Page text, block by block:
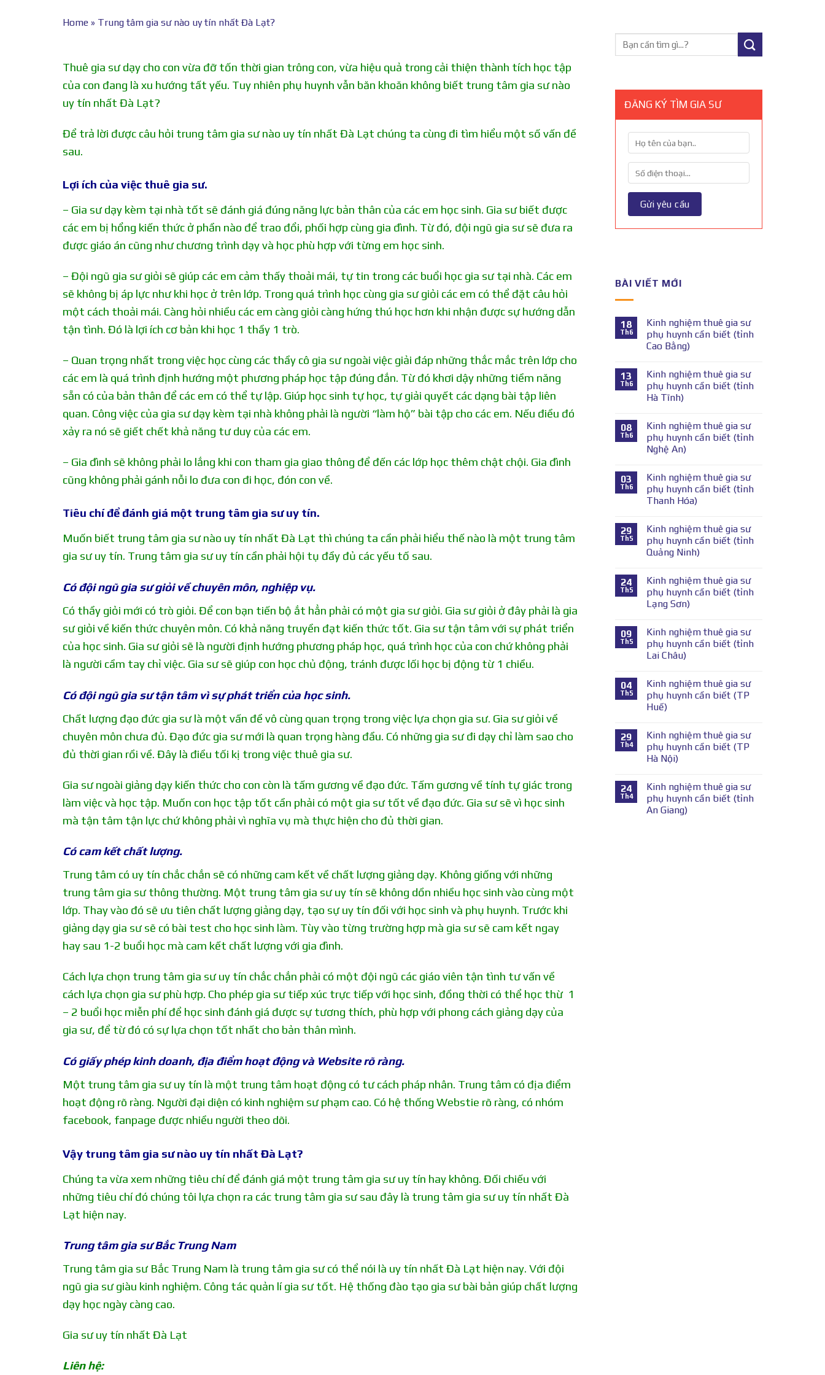
Home » Trung tâm gia sư nào uy tín nhất Đà Lạt?
Thuê gia sư dạy cho con vừa đỡ tốn thời gian trông con, vừa hiệu quả trong cải thiện thành tích học tập
của con đang là xu hướng tất yếu. Tuy nhiên phụ huynh vẫn băn khoăn không biết trung tâm gia sư nào
uy tín nhất Đà Lạt?
Để trả lời được câu hỏi trung tâm gia sư nào uy tín nhất Đà Lạt chúng ta cùng đi tìm hiểu một số vấn đề
sau.
Lợi ích của việc thuê gia sư.
– Gia sư dạy kèm tại nhà tốt sẽ đánh giá đúng năng lực bản thân của các em học sinh. Gia sư biết được
các em bị hổng kiến thức ở phần nào để trao đổi, phối hợp cùng gia đình. Từ đó, đội ngũ gia sư sẽ đưa ra
được giáo án cũng như chương trình dạy và học phù hợp với từng em học sinh.
– Đội ngũ gia sư giỏi sẽ giúp các em cảm thấy thoải mái, tự tin trong các buổi học gia sư tại nhà. Các em
sẽ không bị áp lực như khi học ở trên lớp. Trong quá trình học cùng gia sư giỏi các em có thể đặt câu hỏi
một cách thoải mái. Càng hỏi nhiều các em càng giỏi càng hứng thú học hơn khi nhận được sự hướng dẫn
tận tình. Đó là lợi ích cơ bản khi học 1 thầy 1 trò.
– Quan trọng nhất trong việc học cùng các thầy cô gia sư ngoài việc giải đáp những thắc mắc trên lớp cho
các em là quá trình định hướng một phương pháp học tập đúng đắn. Từ đó khơi dậy những tiềm năng
sẵn có của bản thân để các em có thể tự lập. Giúp học sinh tự học, tự giải quyết các dạng bài tập liên
quan. Công việc của gia sư dạy kèm tại nhà không phải là người “làm hộ” bài tập cho các em. Nếu điều đó
xảy ra nó sẽ giết chết khả năng tư duy của các em.
– Gia đình sẽ không phải lo lắng khi con tham gia giao thông để đến các lớp học thêm chật chội. Gia đình
cũng không phải gánh nỗi lo đưa con đi học, đón con về.
Tiêu chí để đánh giá một trung tâm gia sư uy tín.
Muốn biết trung tâm gia sư nào uy tín nhất Đà Lạt thì chúng ta cần phải hiểu thế nào là một trung tâm
gia sư uy tín. Trung tâm gia sư uy tín cần phải hội tụ đầy đủ các yếu tố sau.
Có đội ngũ gia sư giỏi về chuyên môn, nghiệp vụ.
Có thầy giỏi mới có trò giỏi. Để con bạn tiến bộ ắt hẳn phải có một gia sư giỏi. Gia sư giỏi ở đây phải là gia
sư giỏi về kiến thức chuyên môn. Có khả năng truyền đạt kiến thức tốt. Gia sư tận tâm với sự phát triển
của học sinh. Gia sư giỏi sẽ là người định hướng phương pháp học, quá trình học của con chứ không phải
là người cầm tay chỉ việc. Gia sư sẽ giúp con học chủ động, tránh được lối học bị động từ 1 chiều.
Có đội ngũ gia sư tận tâm vì sự phát triển của học sinh.
Chất lượng đạo đức gia sư là một vấn đề vô cùng quan trọng trong việc lựa chọn gia sư. Gia sư giỏi về
chuyên môn chưa đủ. Đạo đức gia sư mới là quan trọng hàng đầu. Có những gia sư đi dạy chỉ làm sao cho
đủ thời gian rồi về. Đây là điều tối kị trong việc thuê gia sư.
Gia sư ngoài giảng dạy kiến thức cho con còn là tấm gương về đạo đức. Tấm gương về tính tự giác trong
làm việc và học tập. Muốn con học tập tốt cần phải có một gia sư tốt về đạo đức. Gia sư sẽ vì học sinh
mà tận tâm tận lực chứ không phải vì nghĩa vụ mà thực hiện cho đủ thời gian.
Có cam kết chất lượng.
Trung tâm có uy tín chắc chắn sẽ có những cam kết về chất lượng giảng dạy. Không giống với những
trung tâm gia sư thông thường. Một trung tâm gia sư uy tín sẽ không dồn nhiều học sinh vào cùng một
lớp. Thay vào đó sẽ ưu tiên chất lượng giảng dạy, tạo sự uy tín đối với học sinh và phụ huynh. Trước khi
giảng dạy gia sư sẽ có bài test cho học sinh làm. Tùy vào từng trường hợp mà gia sư sẽ cam kết ngay
hay sau 1-2 buổi học mà cam kết chất lượng với gia đình.
Cách lựa chọn trung tâm gia sư uy tín chắc chắn phải có một đội ngũ các giáo viên tận tình tư vấn về
cách lựa chọn gia sư phù hợp. Cho phép gia sư tiếp xúc trực tiếp với học sinh, đồng thời có thể học thừ 1
– 2 buổi học miễn phí để học sinh đánh giá được sự tương thích, phù hợp với phong cách giảng dạy của
gia sư, để từ đó có sự lựa chọn tốt nhất cho bản thân mình.
Có giấy phép kinh doanh, địa điểm hoạt động và Website rõ ràng.
Một trung tâm gia sư uy tín là một trung tâm hoạt động có tư cách pháp nhân. Trung tâm có địa điểm
hoạt động rõ ràng. Người đại diện có kinh nghiệm sư phạm cao. Có hệ thống Webstie rõ ràng, có nhóm
facebook, fanpage được nhiều người theo dõi.
Vậy trung tâm gia sư nào uy tín nhất Đà Lạt?
Chúng ta vừa xem những tiêu chí để đánh giá một trung tâm gia sư uy tín hay không. Đối chiếu với
những tiêu chí đó chúng tôi lựa chọn ra các trung tâm gia sư sau đây là trung tâm gia sư uy tín nhất Đà
Lạt hiện nay.
Trung tâm gia sư Bắc Trung Nam
Trung tâm gia sư Bắc Trung Nam là trung tâm gia sư có thể nói là uy tín nhất Đà Lạt hiện nay. Với đội
ngũ gia sư giàu kinh nghiệm. Công tác quản lí gia sư tốt. Hệ thống đào tạo gia sư bài bản giúp chất lượng
dạy học ngày càng cao.
Gia sư uy tín nhất Đà Lạt
Liên hệ:
ĐĂNG KÝ TÌM GIA SƯ
BÀI VIẾT MỚI
18
Th6
Kinh nghiệm thuê gia sư
phụ huynh cần biết (tỉnh
Cao Bằng)
13
Th6
Kinh nghiệm thuê gia sư
phụ huynh cần biết (tỉnh
Hà Tĩnh)
08
Th6
Kinh nghiệm thuê gia sư
phụ huynh cần biết (tỉnh
Nghệ An)
03
Th6
Kinh nghiệm thuê gia sư
phụ huynh cần biết (tỉnh
Thanh Hóa)
29
Th5
Kinh nghiệm thuê gia sư
phụ huynh cần biết (tỉnh
Quảng Ninh)
24
Th5
Kinh nghiệm thuê gia sư
phụ huynh cần biết (tỉnh
Lạng Sơn)
09
Th5
Kinh nghiệm thuê gia sư
phụ huynh cần biết (tỉnh
Lai Châu)
04
Th5
Kinh nghiệm thuê gia sư
phụ huynh cần biết (TP
Huế)
29
Th4
Kinh nghiệm thuê gia sư
phụ huynh cần biết (TP
Hà Nội)
24
Th4
Kinh nghiệm thuê gia sư
phụ huynh cần biết (tỉnh
An Giang)